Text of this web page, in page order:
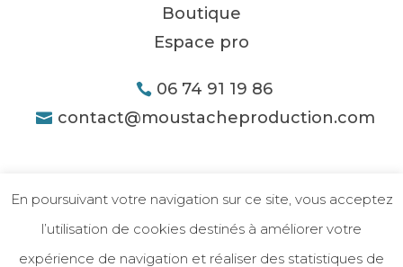
Boutique
Espace pro
06 74 91 19 86
contact@moustacheproduction.com
En poursuivant votre navigation sur ce site, vous acceptez
l’utilisation de cookies destinés à améliorer votre
expérience de navigation et réaliser des statistiques de